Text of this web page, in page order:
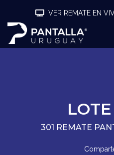
VER REMATE EN
LOTE
301 REMATE